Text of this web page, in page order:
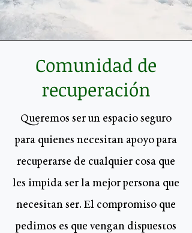
Comunidad de
recuperación
Queremos ser un espacio seguro
para quienes necesitan apoyo para
recuperarse de cualquier cosa que
les impida ser la mejor persona que
necesitan ser. El compromiso que
pedimos es que vengan dispuestos